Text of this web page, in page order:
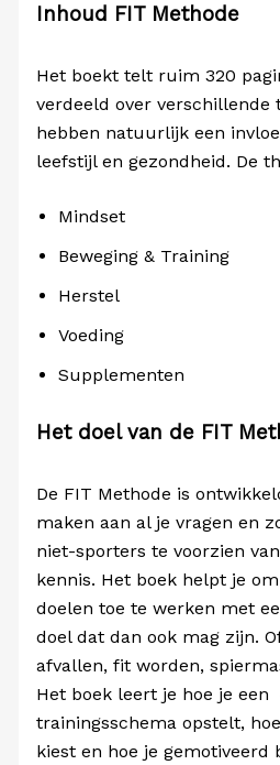
Inhoud FIT Methode
Het boekt telt ruim 320
verdeeld over verschillende
hebben natuurlijk een
leefstijl en gezondheid. De
Mindset
Beweging & Training
Herstel
Voeding
Supplementen
Het doel van de FIT
De FIT Methode is
maken aan al je vragen en
niet-sporters te voorzien
kennis. Het boek helpt je
doelen toe te werken met
doel dat dan ook mag zijn.
afvallen, fit worden,
Het boek leert je hoe je een
trainingsschema opstelt,
kiest en hoe je gemotiveerd